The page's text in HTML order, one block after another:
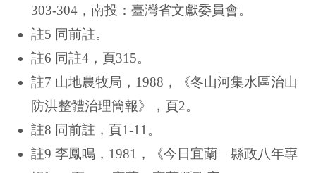
303-304，南投：臺灣省文獻委員會。
註5 同前註。
註6 同註4，頁315。
註7 山地農牧局，1988，《冬山河集水區治山
防洪整體治理簡報》，頁2。
註8 同前註，頁1-11。
註9 李鳳鳴，1981，《今日宜蘭—縣政八年專